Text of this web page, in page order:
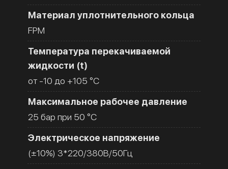
Материал уплотнительного кольца
FPM
Температура перекачиваемой
жидкости (t)
от -10 до +105 °C
Максимальное рабочее давление
25 бар при 50 °C
Электрическое напряжение
(±10%) 3*220/380В/50Гц